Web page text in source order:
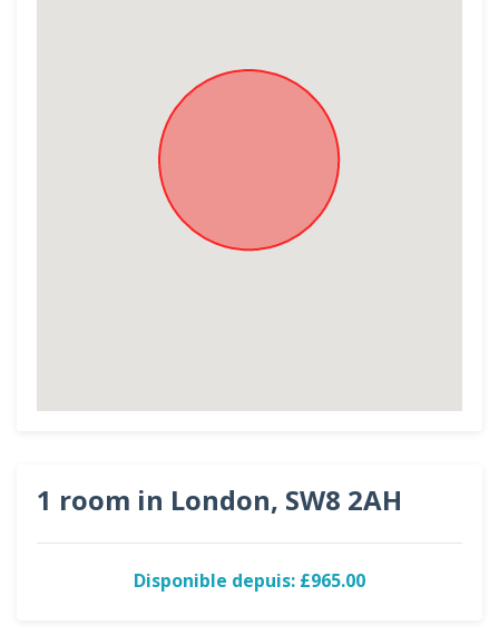
1 room in London, SW8 2AH
Disponible depuis: £965.00